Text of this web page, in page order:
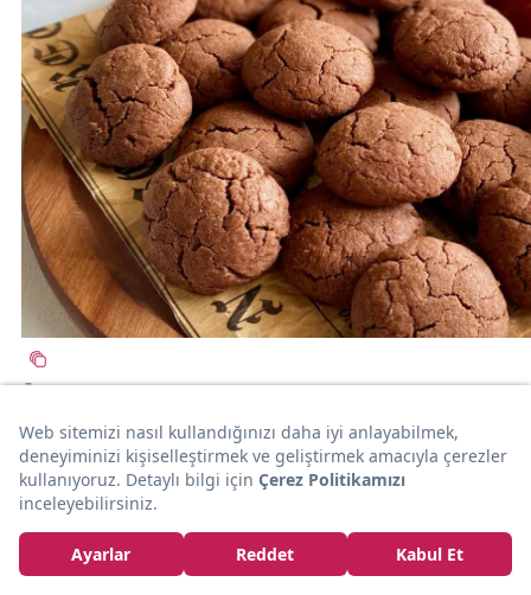
20dk
Her Çeşidinden Yapalım: Pudingli Kurabiye
evdekendinpisir